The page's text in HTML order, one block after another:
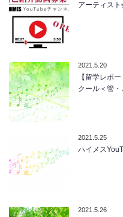
アーティス
2021.5.20
【留学レポ
クール＜管
2021.5.25
ハイメス
2021.5.26